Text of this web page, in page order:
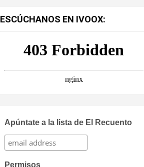
ESCÚCHANOS EN IVOOX:
Apúntate a la lista de El Recuento
Permisos